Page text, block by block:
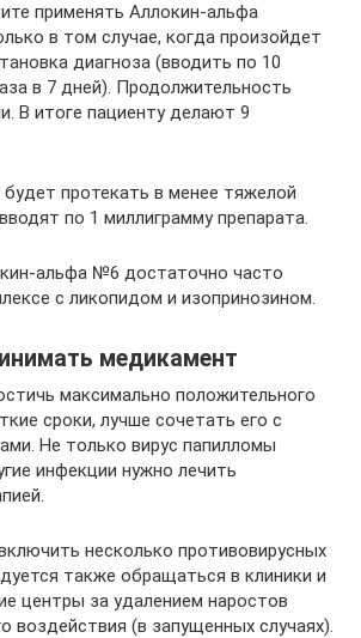
применять Аллокин-альфа
в том случае, когда произойдет
диагноза (вводить по 10
в 7 дней). Продолжительность
В итоге пациенту делают 9
будет протекать в менее тяжелой
по 1 миллиграмму препарата.
альфа №6 достаточно часто
с ликопидом и изопринозином.
медикамент
максимально положительного
сроки, лучше сочетать его с
Не только вирус папилломы
инфекции нужно лечить
несколько противовирусных
также обращаться в клиники и
центры за удалением наростов
воздействия (в запущенных случаях).